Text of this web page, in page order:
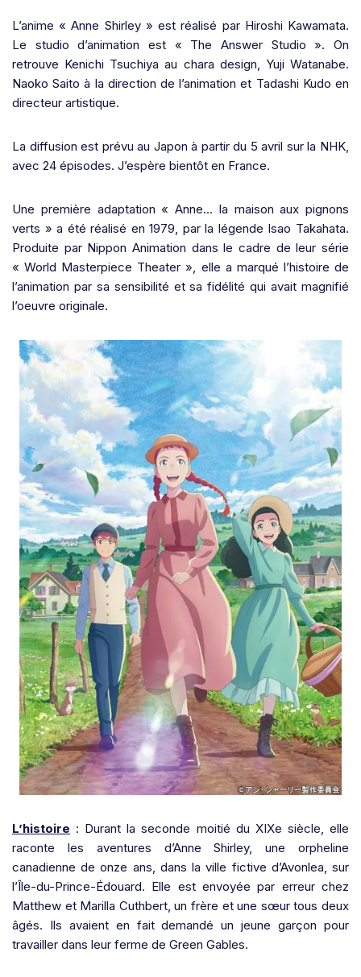
L’anime « Anne Shirley » est réalisé par Hiroshi Kawamata.
Le studio d’animation est « The Answer Studio ». On
retrouve Kenichi Tsuchiya au chara design, Yuji Watanabe.
Naoko Saito à la direction de l’animation et Tadashi Kudo en
directeur artistique.
La diffusion est prévu au Japon à partir du 5 avril sur la NHK,
avec 24 épisodes. J’espère bientôt en France.
Une première adaptation « Anne… la maison aux pignons
verts » a été réalisé en 1979, par la légende Isao Takahata.
Produite par Nippon Animation dans le cadre de leur série
« World Masterpiece Theater », elle a marqué l’histoire de
l’animation par sa sensibilité et sa fidélité qui avait magnifié
l’oeuvre originale.
L’histoire : Durant la seconde moitié du XIXe siècle, elle
raconte les aventures d’Anne Shirley, une orpheline
canadienne de onze ans, dans la ville fictive d’Avonlea, sur
l’Île-du-Prince-Édouard. Elle est envoyée par erreur chez
Matthew et Marilla Cuthbert, un frère et une sœur tous deux
âgés. Ils avaient en fait demandé un jeune garçon pour
travailler dans leur ferme de Green Gables.